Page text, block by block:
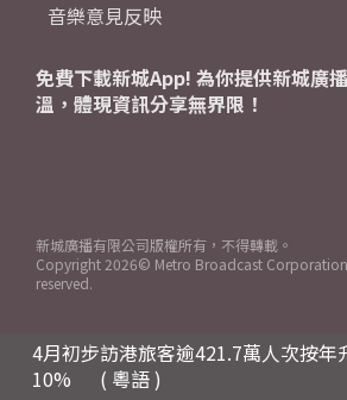
4月初步訪港旅客逾421.7萬人次按年
10%
( 粵語 )
音樂意見反映
免費下載新城App! 為你提供新城廣
溫，體現資訊分享無界限！
新城廣播有限公司版權所有，不得轉載。
Copyright 2026© Metro Broadcast
reserved.